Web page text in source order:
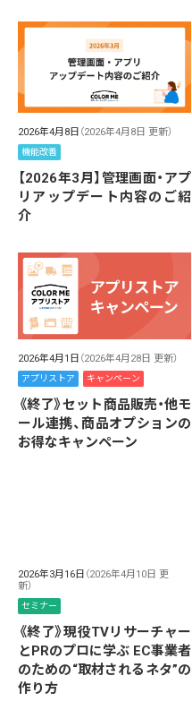
2026年4月8日 （2026年4月8日 更新）
機能改善
【2026年3月】管理画面・アプ
リアップデート内容のご紹
介
2026年4月1日 （2026年4月28日 更新）
アプリストア キャンペーン
《終了》セット商品販売・他モ
ール連携、商品オプションの
お得なキャンペーン
2026年3月16日 （2026年4月10日 更
新）
セミナー
《終了》現役TVリサーチャー
とPRのプロに学ぶ EC事業者
のための“取材されるネタ”の
作り方